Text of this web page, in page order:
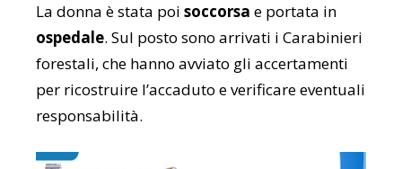
La donna è stata poi soccorsa e portata in
ospedale. Sul posto sono arrivati i Carabinieri
forestali, che hanno avviato gli accertamenti
per ricostruire l’accaduto e verificare eventuali
responsabilità.